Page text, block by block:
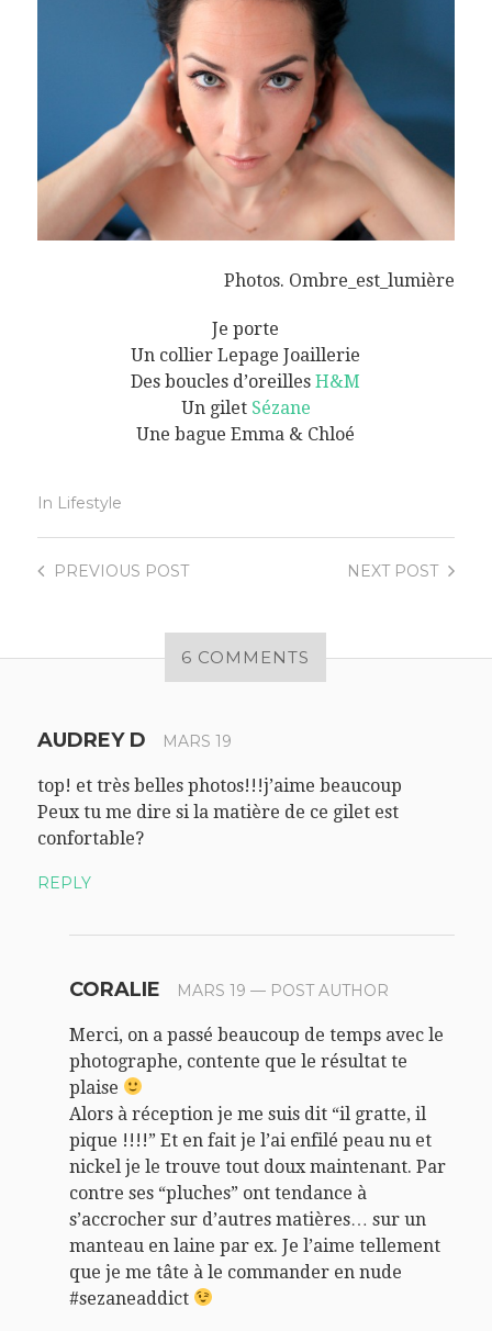
Photos. Ombre_est_lumière
Je porte
Un collier Lepage Joaillerie
Des boucles d’oreillesH&M
Un gilet Sézane
Une bague Emma & Chloé
In Lifestyle
NEXTPOST
PREVIOUS POST
6 COMMENTS
AUDREY D MARS 19
top! et très belles photos!!!j’aime beaucoup
Peux tu me dire si la matière de ce gilet est
confortable?
REPLY
CORALIE MARS 19 — POST AUTHOR
Merci, on a passé beaucoup de temps avec le
photographe, contente que le résultat te
plaise
Alors à réception je me suis dit “il gratte, il
pique !!!!” Et en fait je l’ai enfilé peau nu et
nickel je le trouve tout doux maintenant. Par
contre ses “pluches” ont tendance à
s’accrocher sur d’autres matières… sur un
manteau en laine par ex. Je l’aime tellement
que je me tâte à le commander en nude
#sezaneaddict